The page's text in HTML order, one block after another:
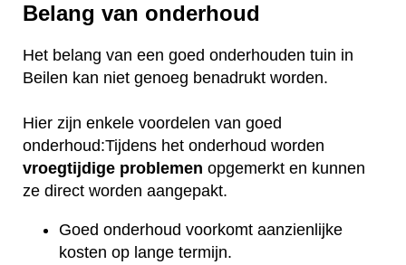
Belang van onderhoud
Het belang van een goed onderhouden tuin in
Beilen kan niet genoeg benadrukt worden.
Hier zijn enkele voordelen van goed
onderhoud:Tijdens het onderhoud worden
vroegtijdige problemen opgemerkt en kunnen
ze direct worden aangepakt.
Goed onderhoud voorkomt aanzienlijke
kosten op lange termijn.